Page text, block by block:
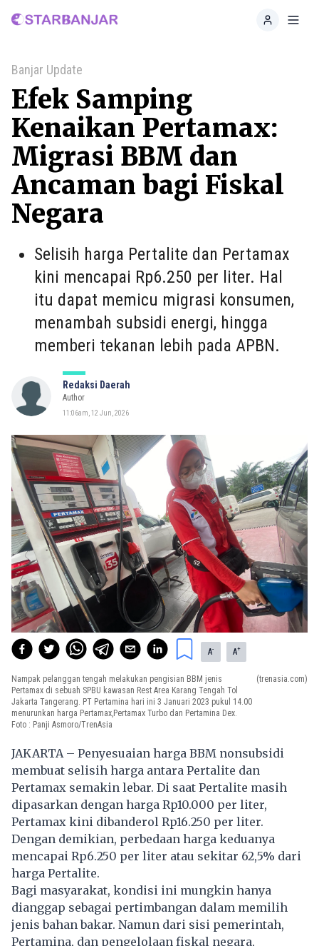
Home
Banjar Update
Efek Samping
Kenaikan Pertamax:
Migrasi BBM dan
Ancaman bagi Fiskal
Negara
Selisih harga Pertalite dan Pertamax
kini mencapai Rp6.250 per liter. Hal
itu dapat memicu migrasi konsumen,
menambah subsidi energi, hingga
memberi tekanan lebih pada APBN.
Redaksi Daerah
Author
11:06am, 12 Jun, 2026
A- A+
Nampak pelanggan tengah melakukan pengisian BBM jenis
Pertamax di sebuah SPBU kawasan Rest Area Karang Tengah Tol
Jakarta Tangerang. PT Pertamina hari ini 3 Januari 2023 pukul 14.00
menurunkan harga Pertamax,Pertamax Turbo dan Pertamina Dex.
Foto : Panji Asmoro/TrenAsia
(trenasia.com)
JAKARTA – Penyesuaian harga BBM nonsubsidi
membuat selisih harga antara Pertalite dan
Pertamax semakin lebar. Di saat Pertalite masih
dipasarkan dengan harga Rp10.000 per liter,
Pertamax kini dibanderol Rp16.250 per liter.
Dengan demikian, perbedaan harga keduanya
mencapai Rp6.250 per liter atau sekitar 62,5% dari
harga Pertalite.
Bagi masyarakat, kondisi ini mungkin hanya
dianggap sebagai pertimbangan dalam memilih
jenis bahan bakar. Namun dari sisi pemerintah,
Pertamina, dan pengelolaan fiskal negara,